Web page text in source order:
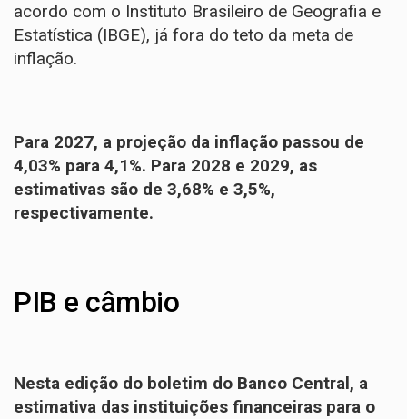
acordo com o Instituto Brasileiro de Geografia e
Estatística (IBGE), já fora do teto da meta de
inflação.
Para 2027, a projeção da inflação passou de
4,03% para 4,1%. Para 2028 e 2029, as
estimativas são de 3,68% e 3,5%,
respectivamente.
PIB e câmbio
Nesta edição do boletim do Banco Central, a
estimativa das instituições financeiras para o